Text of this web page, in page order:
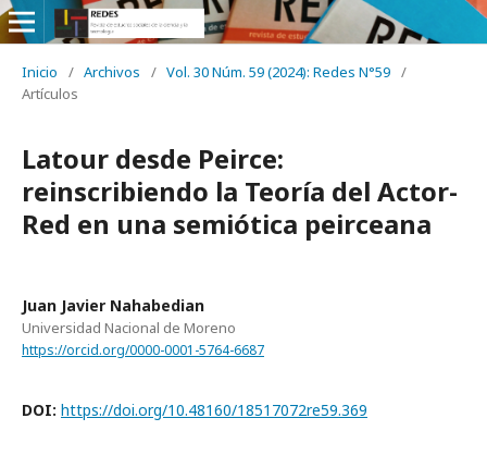
Inicio / Archivos / Vol. 30 Núm. 59 (2024): Redes N°59 /
Artículos
Latour desde Peirce:
reinscribiendo la Teoría del Actor-
Red en una semiótica peirceana
Juan Javier Nahabedian
Universidad Nacional de Moreno
https://orcid.org/0000-0001-5764-6687
DOI: https://doi.org/10.48160/18517072re59.369